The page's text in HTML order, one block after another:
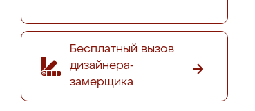
Бесплатный вызов
дизайнера-
замерщика